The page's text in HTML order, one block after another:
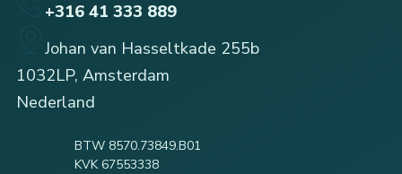
+316 41 333 889
Johan van Hasseltkade 255b
1032LP, Amsterdam
Nederland
BTW 8570.73849.B01
KVK 67553338